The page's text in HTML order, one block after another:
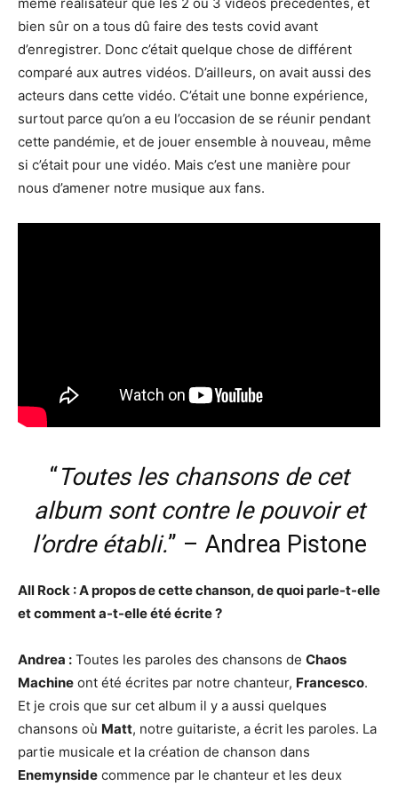
bien sûr on a tous dû faire des tests covid avant
d’enregistrer. Donc c’était quelque chose de différent
comparé aux autres vidéos. D’ailleurs, on avait aussi des
acteurs dans cette vidéo. C’était une bonne expérience,
surtout parce qu’on a eu l’occasion de se réunir pendant
cette pandémie, et de jouer ensemble à nouveau, même
si c’était pour une vidéo. Mais c’est une manière pour
nous d’amener notre musique aux fans.
“Toutes les chansons de cet
album sont contre le pouvoir et
l’ordre établi.” – Andrea Pistone
All Rock : A propos de cette chanson, de quoi parle-t-elle
et comment a-t-elle été écrite ?
Andrea : Toutes les paroles des chansons de Chaos
Machine ont été écrites par notre chanteur, Francesco.
Et je crois que sur cet album il y a aussi quelques
chansons où Matt, notre guitariste, a écrit les paroles. La
partie musicale et la création de chanson dans
Enemynside commence par le chanteur et les deux